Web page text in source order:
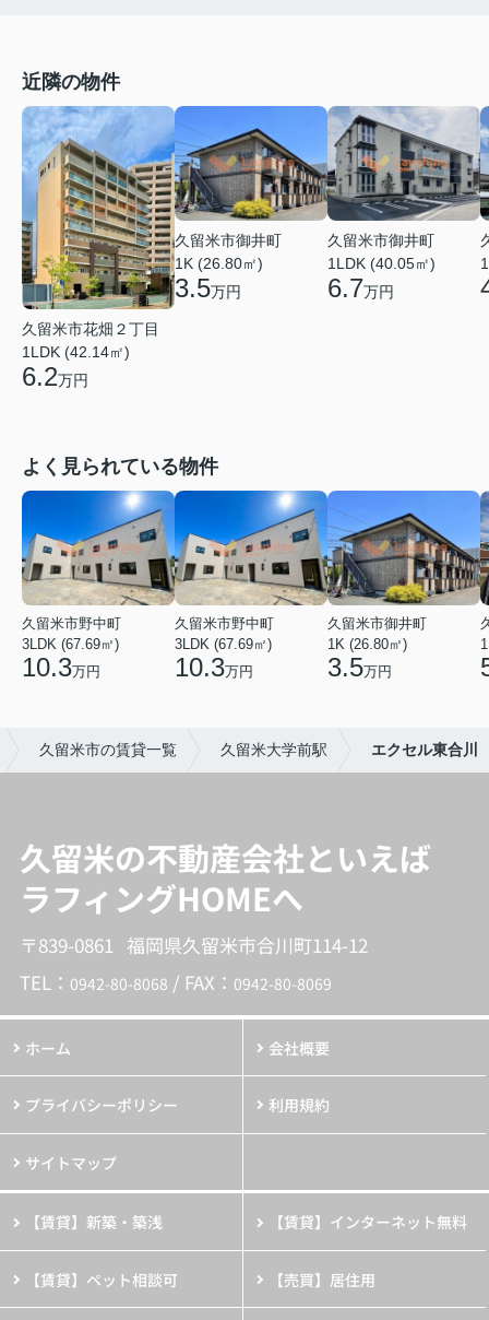
近隣の物件
久留米市花畑２丁目
1LDK (42.14㎡)
6.2万円
久留米市御井町
1K (26.80㎡)
3.5万円
久留米市御井町
1LDK (40.05㎡)
6.7万円
よく見られている物件
久留米市野中町
3LDK (67.69㎡)
10.3万円
久留米市野中町
3LDK (67.69㎡)
10.3万円
久留米市御井町
1K (26.80㎡)
3.5万円
久留米市の賃貸一覧 久留米大学前駅 エクセル東合川
久留米の不動産会社といえば
ラフィングHOMEへ
〒839-0861 福岡県久留米市合川町114-12
TEL： 0942-80-8068 / FAX： 0942-80-8069
ホーム 会社概要
プライバシーポリシー 利用規約
サイトマップ
【賃貸】新築・築浅 【賃貸】インターネット無料
【賃貸】ペット相談可 【売買】居住用